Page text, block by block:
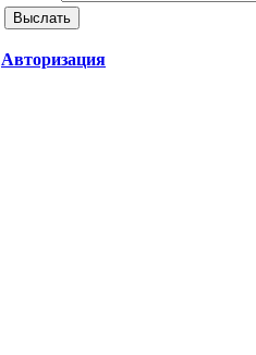
Авторизация